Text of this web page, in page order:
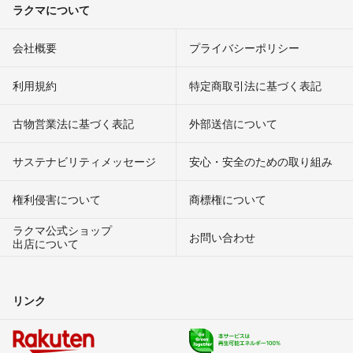
ラクマについて
会社概要 プライバシーポリシー
利用規約 特定商取引法に基づく表記
古物営業法に基づく表記 外部送信について
サステナビリティメッセージ 安心・安全のための取り組み
権利侵害について
商標権について
ラクマ公式ショップ
出店について
お問い合わせ
リンク